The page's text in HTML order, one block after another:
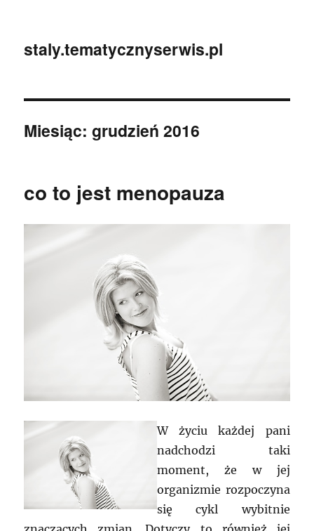
staly.tematycznyserwis.pl
Miesiąc:grudzień 2016
co to jest menopauza
W życiu każdej pani
nadchodzi taki
moment, że w jej
organizmie rozpoczyna
się cykl wybitnie